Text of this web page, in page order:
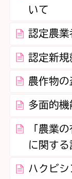
いて
認定農業
認定新規
農作物の
多面的
「農業
に関す
ハクビ